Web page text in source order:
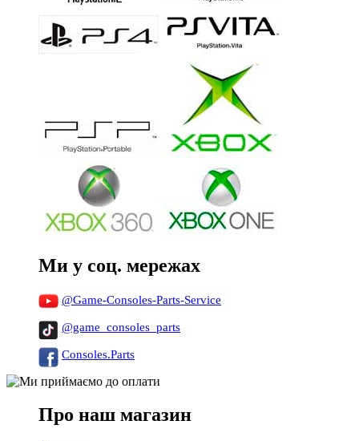
Ми у соц. мережах
@Game-Consoles-Parts-Service
@game_consoles_parts
Consoles.Parts
Про наш магазин